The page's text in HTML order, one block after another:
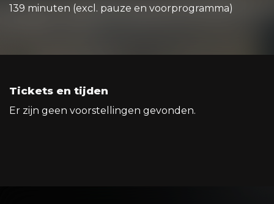
139 minuten (excl. pauze en voorprogramma)
Tickets en tijden
Er zijn geen voorstellingen gevonden.